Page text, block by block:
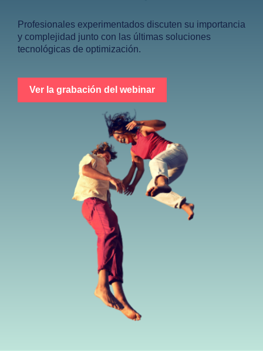
Profesionales experimentados discuten su importancia
y complejidad junto con las últimas soluciones
tecnológicas de optimización.
Ver la grabación del webinar